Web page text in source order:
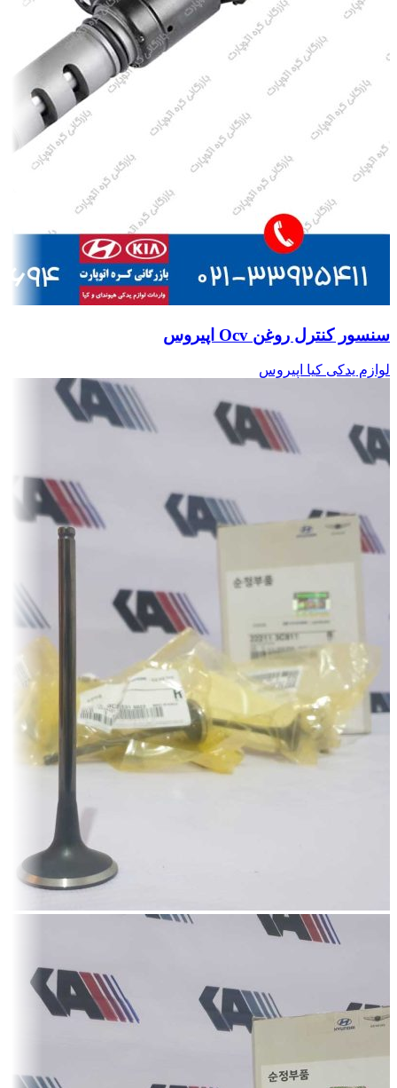
سنسور کنترل روغن Ocv اپیروس
لوازم یدکی کیا اپیروس